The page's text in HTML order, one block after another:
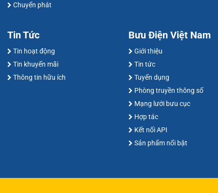
Chuyển phát
Tin Tức
Tin hoạt động
Tin khuyến mãi
Thông tin hữu ích
Bưu Điện Việt Nam
Giới thiệu
Tin tức
Tuyển dụng
Phòng truyền thông số
Mạng lưới bưu cục
Hợp tác
Kết nối API
Sản phẩm nổi bật